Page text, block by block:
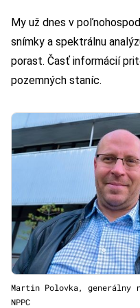
My už dnes v
snímky a spektrálnu
porast. Časť informácií
pozemných staníc.
Martin Polovka,
NPPC